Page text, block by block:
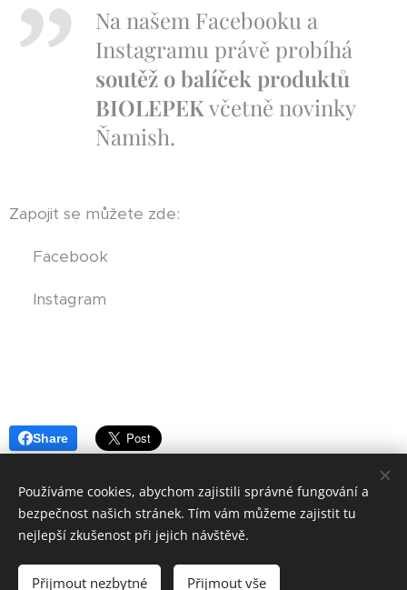
Na našem Facebooku a
Instagramu právě probíhá
soutěž o balíček produktů
BIOLEPEKvčetně novinky
Ňamish.
Zapojit se můžete zde:
👉 Facebook
👉 Instagram
Share
© 2006 - 2025 ESPRIT BOHEMIA s. r. o.
Všechna práva vyhrazena
Používáme cookies, abychom zajistili správné fungování a
bezpečnost našich stránek. Tím vám můžeme zajistit tu
nejlepší zkušenost při jejich návštěvě.
Přijmout nezbytné Přijmout vše